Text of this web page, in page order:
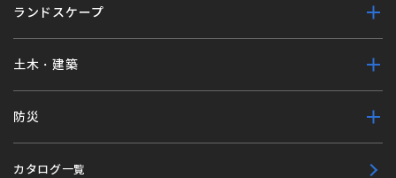
ランドスケープ
土木・建築
防災
カタログ一覧